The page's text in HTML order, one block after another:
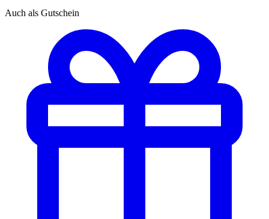
Auch als Gutschein